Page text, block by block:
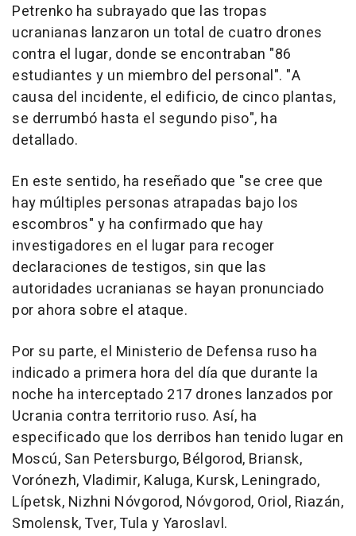
Petrenko ha subrayado que las tropas
ucranianas lanzaron un total de cuatro drones
contra el lugar, donde se encontraban "86
estudiantes y un miembro del personal". "A
causa del incidente, el edificio, de cinco plantas,
se derrumbó hasta el segundo piso", ha
detallado.
En este sentido, ha reseñado que "se cree que
hay múltiples personas atrapadas bajo los
escombros" y ha confirmado que hay
investigadores en el lugar para recoger
declaraciones de testigos, sin que las
autoridades ucranianas se hayan pronunciado
por ahora sobre el ataque.
Por su parte, el Ministerio de Defensa ruso ha
indicado a primera hora del día que durante la
noche ha interceptado 217 drones lanzados por
Ucrania contra territorio ruso. Así, ha
especificado que los derribos han tenido lugar en
Moscú, San Petersburgo, Bélgorod, Briansk,
Vorónezh, Vladimir, Kaluga, Kursk, Leningrado,
Lípetsk, Nizhni Nóvgorod, Nóvgorod, Oriol, Riazán,
Smolensk, Tver, Tula y Yaroslavl.